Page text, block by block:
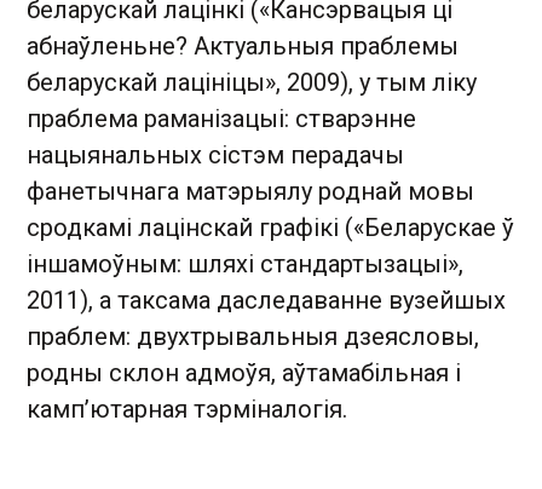
беларускай лацінкі («Кансэрвацыя ці
абнаўленьне? Актуальныя праблемы
беларускай лацініцы», 2009), у тым ліку
праблема раманізацыі: стварэнне
нацыянальных сістэм перадачы
фанетычнага матэрыялу роднай мовы
сродкамі лацінскай графікі («Беларускае ў
іншамоўным: шляхі стандартызацыі»,
2011), а таксама даследаванне вузейшых
праблем: двухтрывальныя дзеясловы,
родны склон адмоўя, аўтамабільная і
камп’ютарная тэрміналогія.